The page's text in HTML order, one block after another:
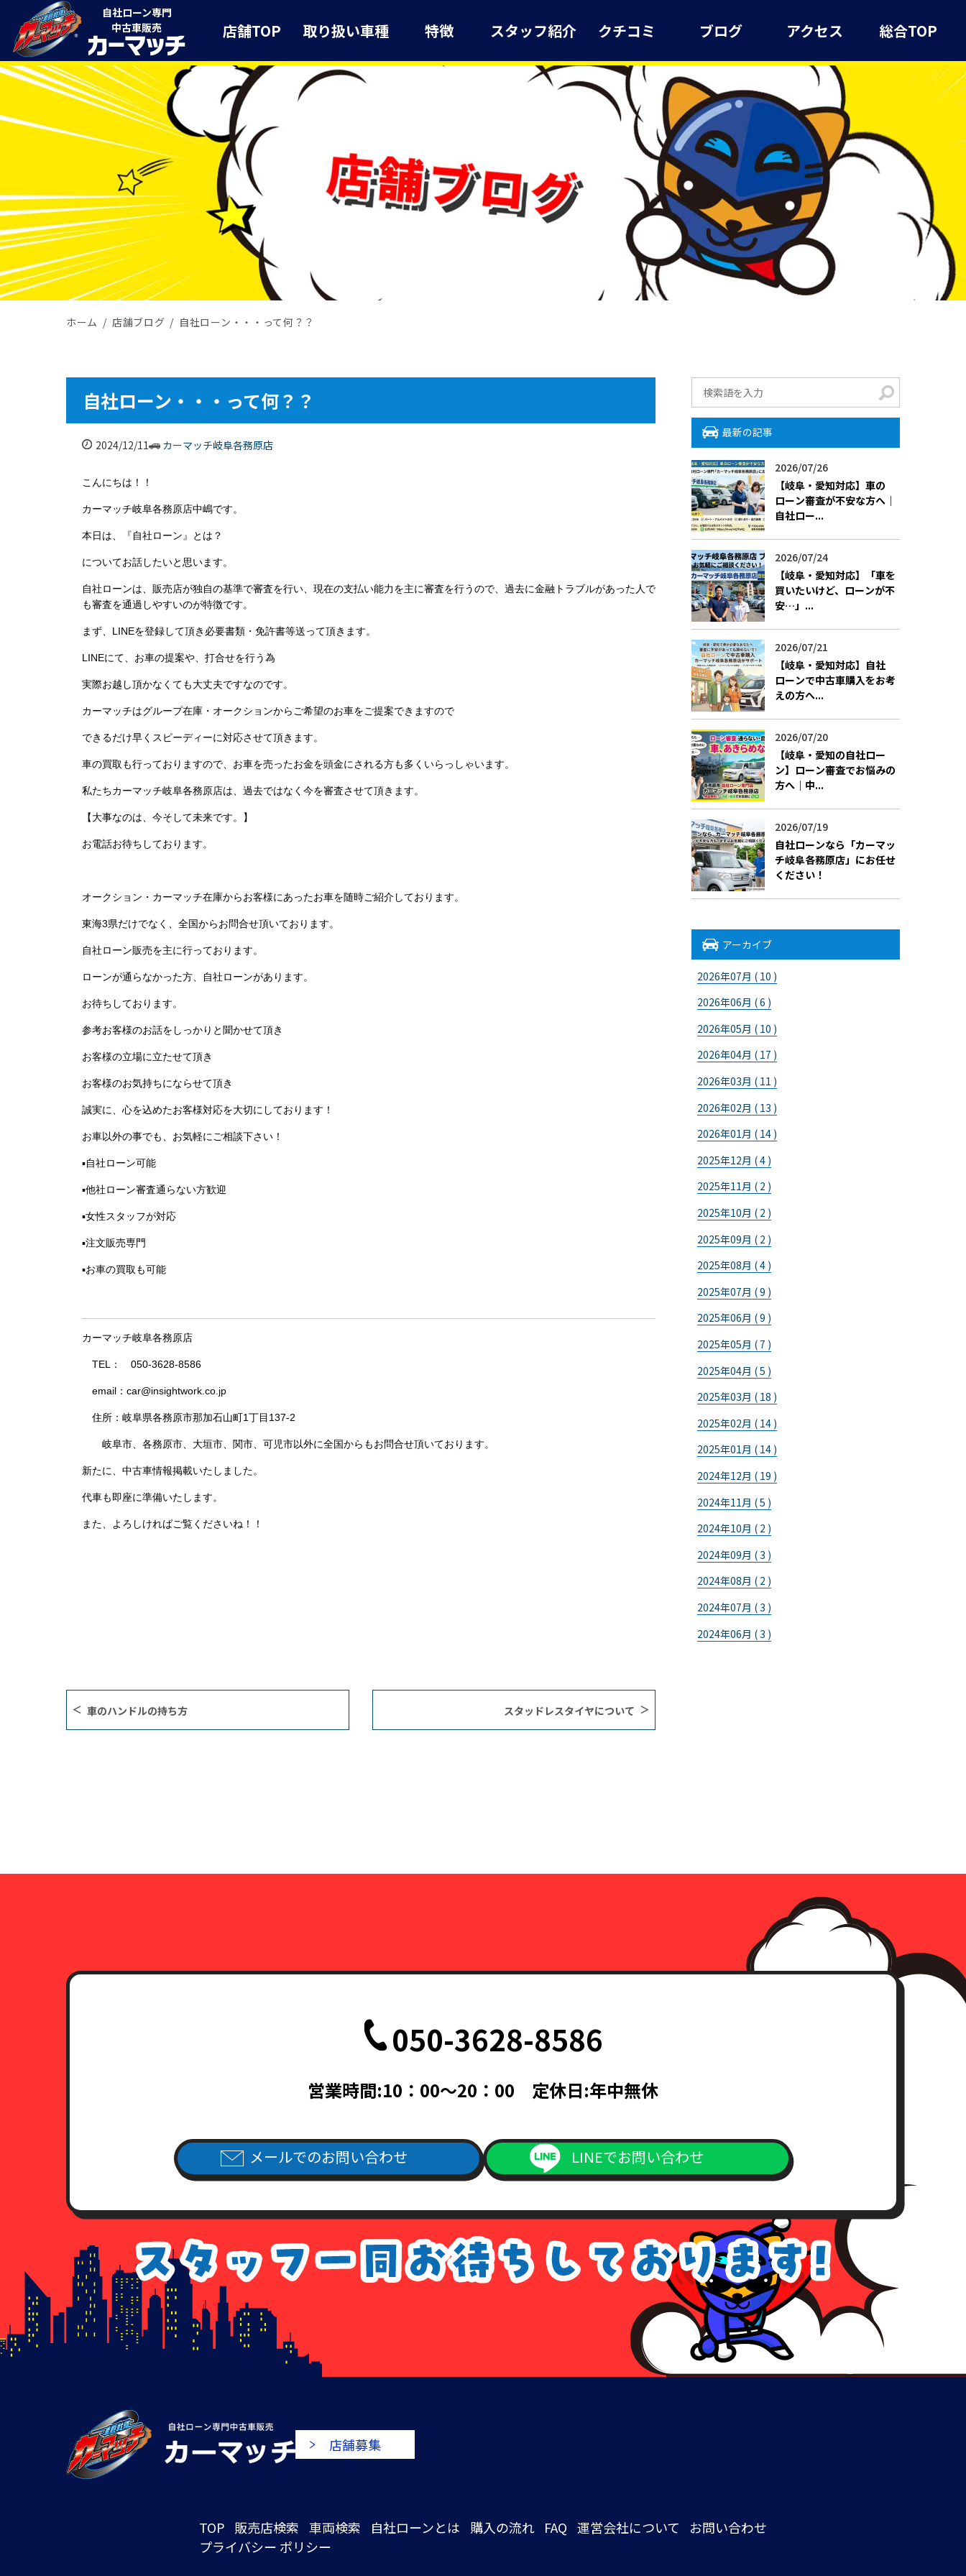
自社ローン専門
中古車販売
店舗TOP 取り扱い車種 特徴 スタッフ紹介 クチコミ ブログ アクセス 総合TOP
ホーム 店舗ブログ 自社ローン・・・って何？？
自社ローン・・・って何？？
2024/12/11 カーマッチ岐阜各務原店
こんにちは！！
カーマッチ岐阜各務原店中嶋です。
本日は、『自社ローン』とは？
についてお話したいと思います。
自社ローンは、販売店が独自の基準で審査を行い、 現在の支払い能力を主に審査を行うので、過去に金融トラブルがあった人で
も審査を通過しやすいのが特徴です。
まず、LINEを登録して頂き必要書類・免許書等送って頂きます。
LINEにて、お車の提案や、打合せを行う為
実際お越し頂かなくても大丈夫ですなのです。
カーマッチはグループ在庫・オークションからご希望のお車をご提案できますので
できるだけ早くスピーディーに対応させて頂きます。
車の買取も行っておりますので、お車を売ったお金を頭金にされる方も多くいらっしゃいます。
私たちカーマッチ岐阜各務原店は、過去ではなく今を審査させて頂きます。
【大事なのは、 今そして未来です。】
お電話お待ちしております。
オークション・カーマッチ在庫からお客様にあったお車を随時ご紹介しております。
東海3県だけでなく、全国からお問合せ頂いております。
自社ローン販売を主に行っております。
ローンが通らなかった方、自社ローンがあります。
お待ちしております。
参考お客様のお話をしっかりと聞かせて頂き
お客様の立場に立たせて頂き
お客様のお気持ちにならせて頂き
誠実に、心を込めたお客様対応を大切にしております！
お車以外の事でも、お気軽にご相談下さい！
▪️自社ローン可能
▪️他社ローン審査通らない方歓迎
▪️女性スタッフが対応
▪️注文販売専門
▪️お車の買取も可能
カーマッチ岐阜各務原店
TEL ： 050-3628-8586
email ： car@insightwork.co.jp
住所：岐阜県各務原市那加石山町1丁目137-2
岐阜市、各務原市、大垣市、関市、可児市以外に全国からもお問合せ頂いております。
新たに、中古車情報掲載いたしました。
代車も即座に準備いたします。
また、よろしければご覧くださいね！！
車のハンドルの持ち方 スタッドレスタイヤについて
最新の記事
2026/07/26
【岐阜・愛知対応】車の
ローン審査が不安な方へ｜
自社ロー...
2026/07/24
【岐阜・愛知対応】「車を
買いたいけど、ローンが不
安…」...
2026/07/21
【岐阜・愛知対応】自社
ローンで中古車購入をお考
えの方へ...
2026/07/20
【岐阜・愛知の自社ロー
ン】ローン審査でお悩みの
方へ｜中...
2026/07/19
​自社ローンなら「カーマッ
チ岐阜各務原店」にお任せ
ください！
アーカイブ
2026年07月 ( 10 )
2026年06月 ( 6 )
2026年05月 ( 10 )
2026年04月 ( 17 )
2026年03月 ( 11 )
2026年02月 ( 13 )
2026年01月 ( 14 )
2025年12月 ( 4 )
2025年11月 ( 2 )
2025年10月 ( 2 )
2025年09月 ( 2 )
2025年08月 ( 4 )
2025年07月 ( 9 )
2025年06月 ( 9 )
2025年05月 ( 7 )
2025年04月 ( 5 )
2025年03月 ( 18 )
2025年02月 ( 14 )
2025年01月 ( 14 )
2024年12月 ( 19 )
2024年11月 ( 5 )
2024年10月 ( 2 )
2024年09月 ( 3 )
2024年08月 ( 2 )
2024年07月 ( 3 )
2024年06月 ( 3 )
050-3628-8586
営業時間:10：00～20：00 定休日:年中無休
メールでのお問い合わせ LINEでお問い合わせ
店舗募集
TOP 販売店検索 車両検索 自社ローンとは 購入の流れ FAQ 運営会社について
お問い合わせ
プライバシー ポリシー